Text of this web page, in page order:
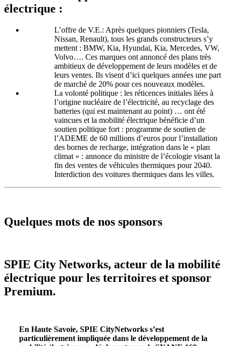
électrique :
L’offre de V.E.: Après quelques pionniers (Tesla,
Nissan, Renault), tous les grands constructeurs s’y
mettent : BMW, Kia, Hyundai, Kia, Mercedes, VW,
Volvo…. Ces marques ont annoncé des plans très
ambitieux de développement de leurs modèles et de
leurs ventes. Ils visent d’ici quelques années une part
de marché de 20% pour ces nouveaux modèles.
La volonté politique : les réticences initiales liées à
l’origine nucléaire de l’électricité, au recyclage des
batteries (qui est maintenant au point) … ont été
vaincues et la mobilité électrique bénéficie d’un
soutien politique fort : programme de soutien de
l’ADEME de 60 millions d’euros pour l’installation
des bornes de recharge, intégration dans le « plan
climat » : annonce du ministre de l’écologie visant la
fin des ventes de véhicules thermiques pour 2040.
Interdiction des voitures thermiques dans les villes.
Quelques mots de nos sponsors
SPIE City Networks, acteur de la mobilité
électrique pour les territoires et sponsor
Premium.
En Haute Savoie, SPIE CityNetworks s’est
particulièrement impliquée dans le développement de la